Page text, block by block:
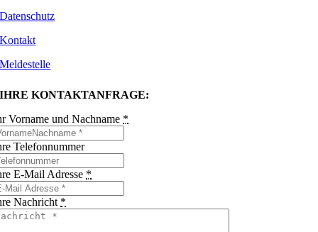
Datenschutz
Kontakt
Meldestelle
IHRE KONTAKTANFRAGE:
Vorname und Nachname *
Telefonnummer
E-Mail Adresse *
Nachricht *